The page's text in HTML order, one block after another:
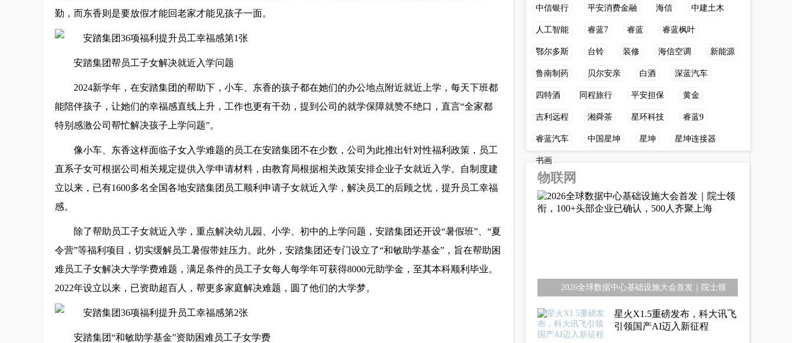
勤，而东香则是要放假才能回老家才能见孩子一面。
安踏集团帮员工子女解决就近入学问题
2024新学年，在安踏集团的帮助下，小车、东香的孩子都在她们的办公地点附近就近上学，每天下班都
能陪伴孩子，让她们的幸福感直线上升，工作也更有干劲，提到公司的就学保障就赞不绝口，直言“全家都
特别感激公司帮忙解决孩子上学问题”。
像小车、东香这样面临子女入学难题的员工在安踏集团不在少数，公司为此推出针对性福利政策，员工
直系子女可根据公司相关规定提供入学申请材料，由教育局根据相关政策安排企业子女就近入学。自制度建
立以来，已有1600多名全国各地安踏集团员工顺利申请子女就近入学，解决员工的后顾之忧，提升员工幸福
感。
除了帮助员工子女就近入学，重点解决幼儿园、小学、初中的上学问题，安踏集团还开设“暑假班”、“夏
令营”等福利项目，切实缓解员工暑假带娃压力。此外，安踏集团还专门设立了“和敏助学基金”，旨在帮助困
难员工子女解决大学学费难题，满足条件的员工子女每人每学年可获得8000元助学金，至其本科顺利毕业。
2022年设立以来，已资助超百人，帮更多家庭解决难题，圆了他们的大学梦。
安踏集团“和敏助学基金”资助困难员工子女学费
中信银行 平安消费金融 海信 中建土木
人工智能 睿蓝7 睿蓝 睿蓝枫叶
鄂尔多斯 台铃 装修 海信空调 新能源
鲁南制药 贝尔安亲 白酒 深蓝汽车
四特酒 同程旅行 平安担保 黄金
吉利远程 湘舜茶 星环科技 睿蓝9
睿蓝汽车 中国星坤 星坤 星坤连接器
书画
物联网
2026全球数据中心基础设施大会首发｜院士领
星火X1.5重磅发布，科大讯飞
引领国产AI迈入新征程